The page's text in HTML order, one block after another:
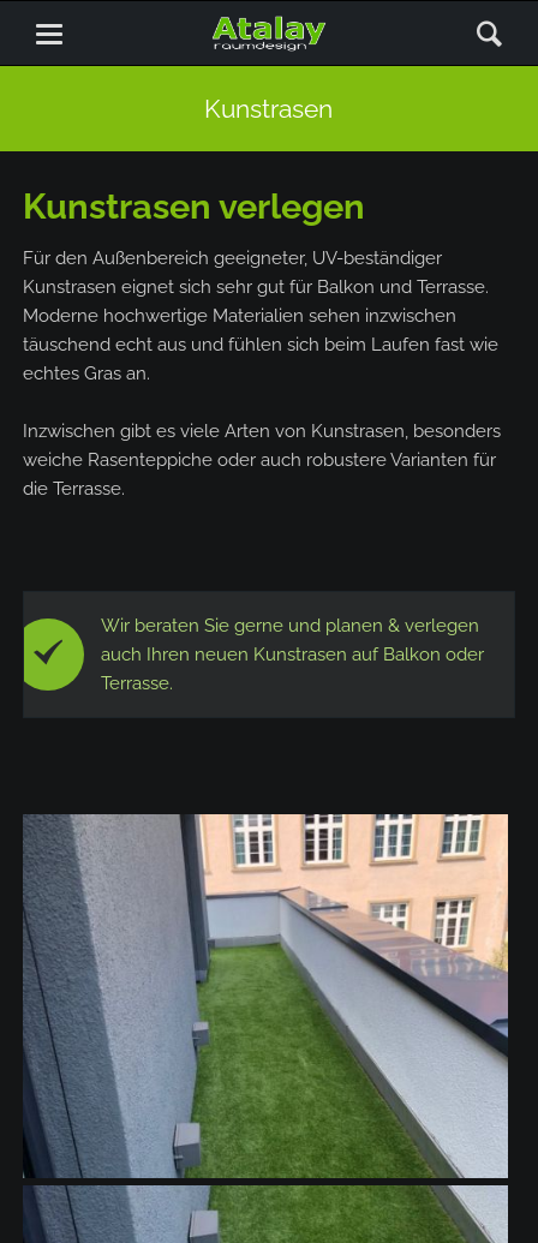
Kunstrasen
Kunstrasen verlegen
Für den Außenbereich geeigneter, UV-beständiger
Kunstrasen eignet sich sehr gut für Balkon und Terrasse.
Moderne hochwertige Materialien sehen inzwischen
täuschend echt aus und fühlen sich beim Laufen fast wie
echtes Gras an.
Inzwischen gibt es viele Arten von Kunstrasen, besonders
weiche Rasenteppiche oder auch robustere Varianten für
die Terrasse.
Wir beraten Sie gerne und planen & verlegen
auch Ihren neuen Kunstrasen auf Balkon oder
Terrasse.